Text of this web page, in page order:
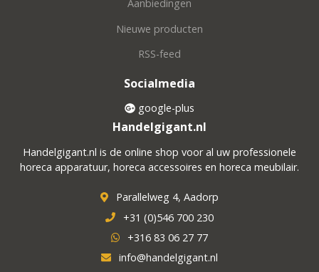
Aanbiedingen
Nieuwe producten
RSS-feed
Socialmedia
google-plus
Handelgigant.nl
Handelgigant.nl is de online shop voor al uw professionele
horeca apparatuur, horeca accessoires en horeca meubilair.
Parallelweg 4, Aadorp
+31 (0)546 700 230
+316 83 06 27 77
info@handelgigant.nl